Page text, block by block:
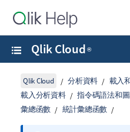
Qlik Cloud ®
Qlik Cloud 分析資料
載入
載入分析資料
指令碼語法和
彙總函數
統計彙總函數